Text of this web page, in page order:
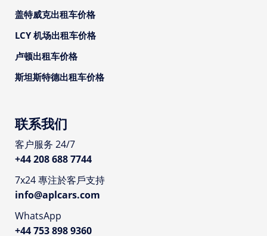
盖特威克出租车价格
LCY 机场出租车价格
卢顿出租车价格
斯坦斯特德出租车价格
联系我们
客户服务 24/7
+44 208 688 7744
7x24 專注於客戶支持
info@aplcars.com
WhatsApp
+44 753 898 9360